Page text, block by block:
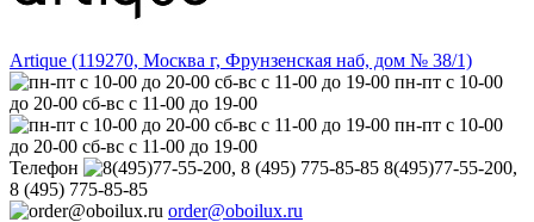
Artique (119270, Москва г, Фрунзенская наб, дом № 38/1)
пн-пт с 10-00
до 20-00 сб-вс с 11-00 до 19-00
пн-пт с 10-00
до 20-00 сб-вс с 11-00 до 19-00
Телефон
8(495)77-55-200,
8 (495) 775-85-85
order@oboilux.ru